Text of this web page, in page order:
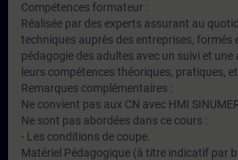
Compétences formateur :
Réalisée par des experts assurant au
techniques auprès des entreprises, formés
pédagogie des adultes avec un suivi et
leurs compétences théoriques, pratiques,
Remarques complémentaires :
Ne convient pas aux CN avec HMI
Ne sont pas abordées dans ce cours :
- Les conditions de coupe.
Matériel Pédagogique (à titre indicatif par